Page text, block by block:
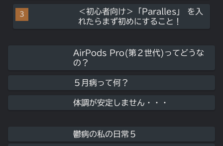
＜初心者向け＞「Paralles」 を入
れたらまず初めにすること！
AirPods Pro(第２世代)ってどうな
の？
５月病って何？
体調が安定しません・・・
鬱病の私の日常５